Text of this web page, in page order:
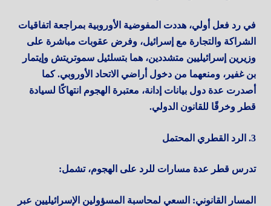
في رد فعل أولي، هددت المفوضية الأوروبية بمراجعة اتفاقيات
الشراكة والتجارة مع إسرائيل، وفرض عقوبات مباشرة على
وزيرين إسرائيليين متشددين، هما بتسلئيل سموتريتش وإيتمار
بن غفير، ومنعهما من دخول أراضي الاتحاد الأوروبي. كما
أصدرت عدة دول بيانات إدانة، معتبرة الهجوم انتهاكًا لسيادة
قطر وخرقًا للقانون الدولي.
3. الرد القطري المحتمل
تدرس قطر عدة مسارات للرد على الهجوم، تشمل:
المسار القانوني: السعي لمحاسبة المسؤولين الإسرائيليين عبر